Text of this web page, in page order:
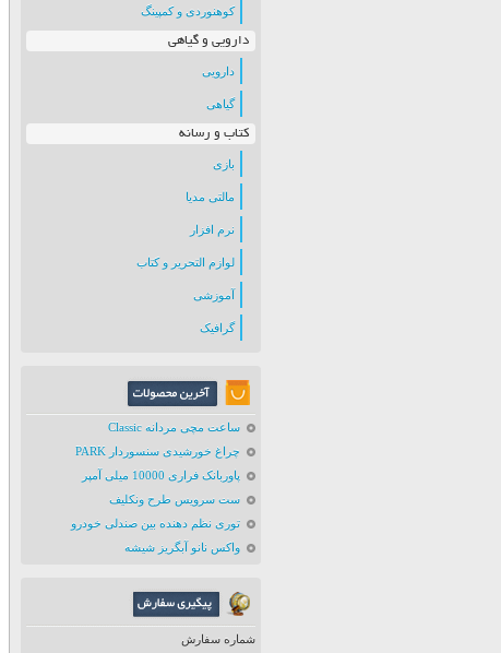
کوهنوردی و کمپینگ
دارویی و گیاهی
دارویی
گیاهی
کتاب و رسانه
بازی
مالتی مدیا
نرم افزار
لوازم التحریر و کتاب
آموزشی
گرافیک
ساعت مچی مردانه Classic
چراغ خورشیدی سنسوردار PARK
پاوربانک فراری 10000 میلی آمپر
ست سرویس طرح ونکلیف
توری نظم دهنده بین صندلی خودرو
واکس نانو آبگریز شیشه
شماره سفارش